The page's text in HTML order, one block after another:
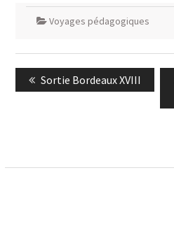
Voyages pédagogiques
Navigation
de
Previous
post:
Sortie Bordeaux XVIII